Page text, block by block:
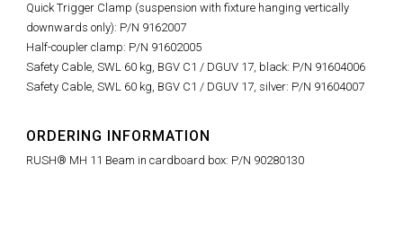
Quick Trigger Clamp (suspension with fixture hanging vertically
downwards only): P/N 9162007
Half-coupler clamp: P/N 91602005
Safety Cable, SWL 60 kg, BGV C1 / DGUV 17, black: P/N 91604006
Safety Cable, SWL 60 kg, BGV C1 / DGUV 17, silver: P/N 91604007
ORDERING INFORMATION
RUSH® MH 11 Beam in cardboard box: P/N 90280130